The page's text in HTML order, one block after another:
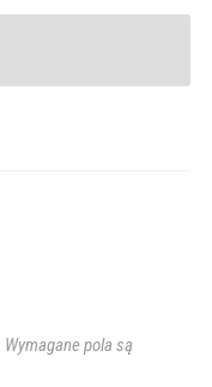
Wymagane pola są